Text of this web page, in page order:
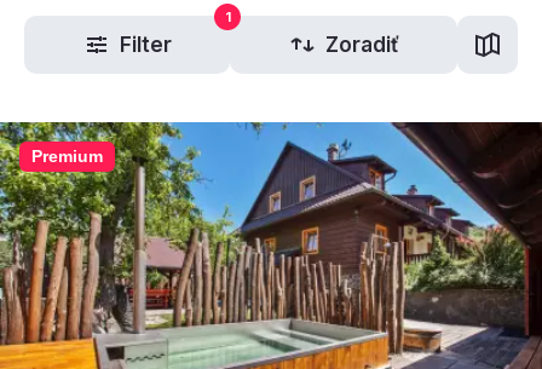
Filter
1
Zoradiť
Premium